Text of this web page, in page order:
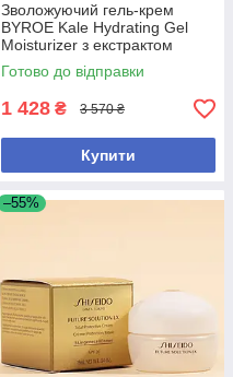
Зволожуючий гель-крем
BYROE Kale Hydrating Gel
Moisturizer з екстрактом
кейлу для інтенсивного
зволоження шкіри, 50 мл
Готово до відправки
1 428 ₴ 3 570 ₴
Купити
–55%